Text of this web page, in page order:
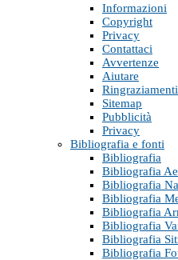
Informazioni
Copyright
Privacy
Contattaci
Avvertenze
Aiutare
Ringraziamenti
Sitemap
Pubblicità
Privacy
Bibliografia e fonti
Bibliografia
Bibliografia
Bibliografia
Bibliografia
Bibliografia
Bibliografia
Bibliografia
Bibliografia